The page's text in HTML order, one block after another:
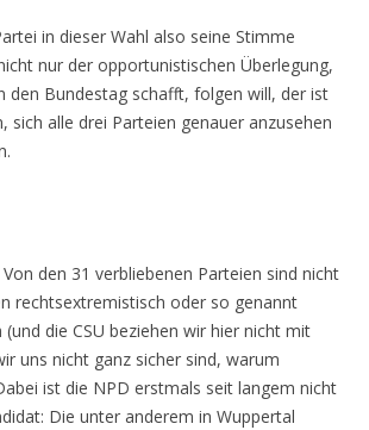
in dieser Wahl also seine Stimme
nur der opportunistischen Überlegung,
den Bundestag schafft, folgen will, der ist
sich alle drei Parteien genauer anzusehen
den 31 verbliebenen Parteien sind nicht
rechtsextremistisch oder so genannt
die CSU beziehen wir hier nicht mit
uns nicht ganz sicher sind, warum
ist die NPD erstmals seit langem nicht
Die unter anderem in Wuppertal